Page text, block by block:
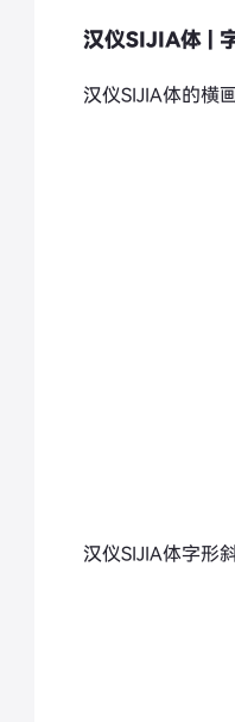
汉仪SIJIA体 |
汉仪SIJIA体的横
汉仪SIJIA体字形